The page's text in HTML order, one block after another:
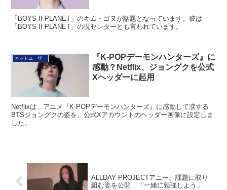
「BOYS II PLANET」のキム・ゴヌが話題となっています。彼は
「BOYS II PLANET」の現センターとも言われています。
ネットユーザー
『K-POPデーモンハンターズ』に
感動？Netflix、ジョングクを公式
Xヘッダーに起用
Netflixは、アニメ『K-POPデーモンハンターズ』に感動して涙する
BTSジョングクの姿を、公式Xアカウントのヘッダー画像に設定しま
した。
ALLDAY PROJECTアニー、課題に取り
組む姿を公開 「一緒に勉強しよう」